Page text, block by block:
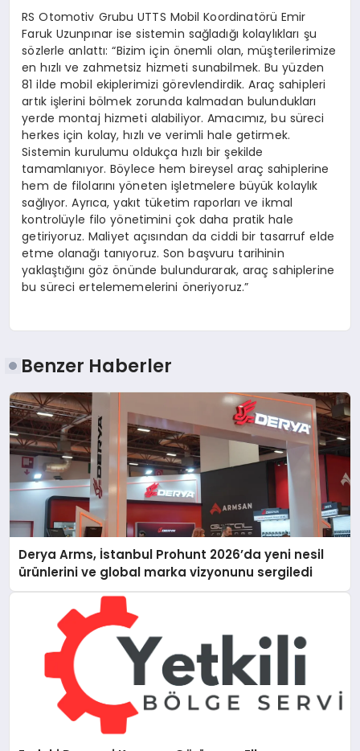
RS Otomotiv Grubu UTTS Mobil Koordinatörü Emir
Faruk Uzunpınar ise sistemin sağladığı kolaylıkları şu
sözlerle anlattı: “Bizim için önemli olan, müşterilerimize
en hızlı ve zahmetsiz hizmeti sunabilmek. Bu yüzden
81 ilde mobil ekiplerimizi görevlendirdik. Araç sahipleri
artık işlerini bölmek zorunda kalmadan bulundukları
yerde montaj hizmeti alabiliyor. Amacımız, bu süreci
herkes için kolay, hızlı ve verimli hale getirmek.
Sistemin kurulumu oldukça hızlı bir şekilde
tamamlanıyor. Böylece hem bireysel araç sahiplerine
hem de filolarını yöneten işletmelere büyük kolaylık
sağlıyor. Ayrıca, yakıt tüketim raporları ve ikmal
kontrolüyle filo yönetimini çok daha pratik hale
getiriyoruz. Maliyet açısından da ciddi bir tasarruf elde
etme olanağı tanıyoruz. Son başvuru tarihinin
yaklaştığını göz önünde bulundurarak, araç sahiplerine
bu süreci ertelememelerini öneriyoruz.”
Benzer Haberler
Derya Arms, İstanbul Prohunt 2026’da yeni nesil
ürünlerini ve global marka vizyonunu sergiledi